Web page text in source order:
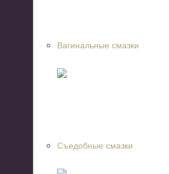
Вагинальные смазки
Съедобные смазки